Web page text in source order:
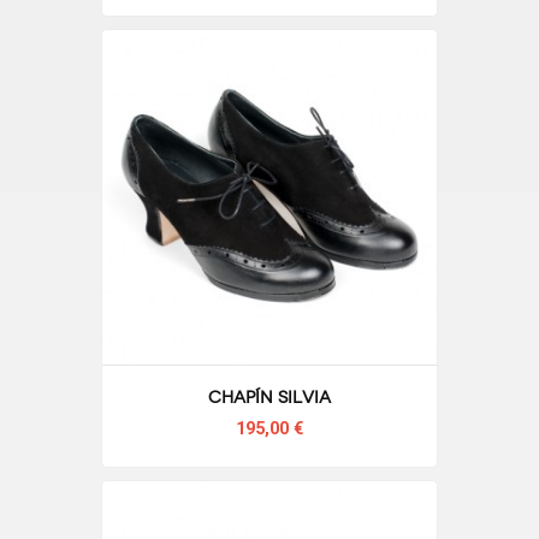
Chapín Silvia
195,00 €